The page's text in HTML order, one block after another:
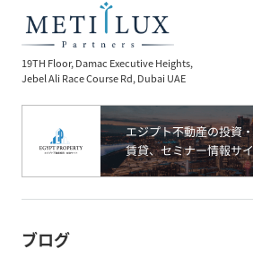
19TH Floor, Damac Executive Heights,
Jebel Ali Race Course Rd, Dubai UAE
ブログ